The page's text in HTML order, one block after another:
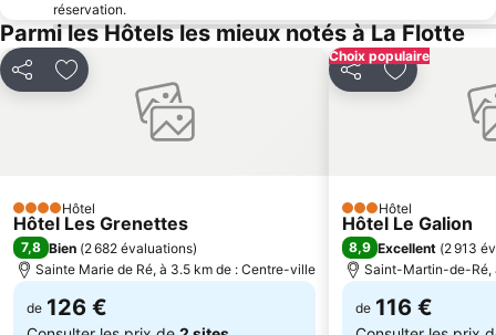
Plage du Veillon
Le Petit Rocher
Rivedoux-Plage
Plage des Huttes
Golf de la Prée
Place de la Liberté
Rochefort-Saint-Agnant Airport
Les Rues à Arcades
Cathédrale St Louis
Bowling La Rochelle
réservation.
Parmi les Hôtels les mieux notés à La Flotte
PartagerAjouter à mes favoris
4 ÉtoilesHôtel
Hôtel Les Grenettes
7,8 Bien (2 682 évaluations)
Sainte Marie de Ré, à 3.5 km de : Centre-ville
de 126 €
Choix populaire
PartagerAjouter à
3 Étoiles
Hôtel
Hôtel Le Galion
8,9 Excellent (2 913
Saint-Martin-de-Ré,
de 116 €